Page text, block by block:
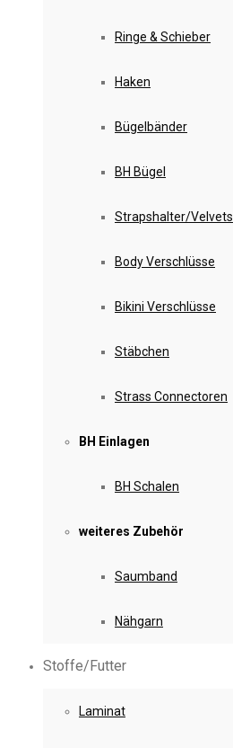
Ringe & Schieber
Haken
Bügelbänder
BH Bügel
Strapshalter/Velvets
Body Verschlüsse
Bikini Verschlüsse
Stäbchen
Strass Connectoren
BH Einlagen
BH Schalen
weiteres Zubehör
Saumband
Nähgarn
Stoffe/Futter
Laminat